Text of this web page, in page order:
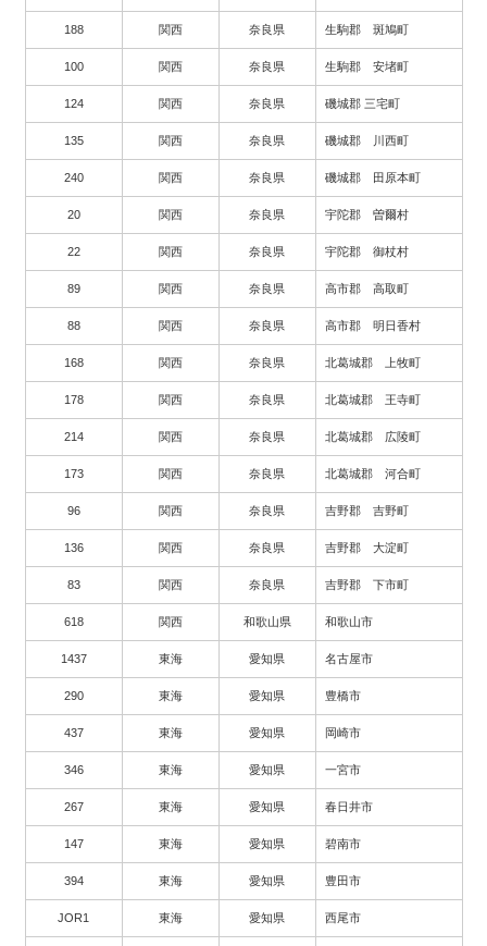
188 関西 奈良県 生駒郡 斑鳩町
100 関西 奈良県 生駒郡 安堵町
124 関西 奈良県 磯城郡 三宅町
135 関西 奈良県 磯城郡 川西町
240 関西 奈良県 磯城郡 田原本町
20 関西 奈良県 宇陀郡 曽爾村
22 関西 奈良県 宇陀郡 御杖村
89 関西 奈良県 高市郡 高取町
88 関西 奈良県 高市郡 明日香村
168 関西 奈良県 北葛城郡 上牧町
178 関西 奈良県 北葛城郡 王寺町
214 関西 奈良県 北葛城郡 広陵町
173 関西 奈良県 北葛城郡 河合町
96 関西 奈良県 吉野郡 吉野町
136 関西 奈良県 吉野郡 大淀町
83 関西 奈良県 吉野郡 下市町
618 関西 和歌山県 和歌山市
1437 東海 愛知県 名古屋市
290 東海 愛知県 豊橋市
437 東海 愛知県 岡崎市
346 東海 愛知県 一宮市
267 東海 愛知県 春日井市
147 東海 愛知県 碧南市
394 東海 愛知県 豊田市
JOR1 東海 愛知県 西尾市